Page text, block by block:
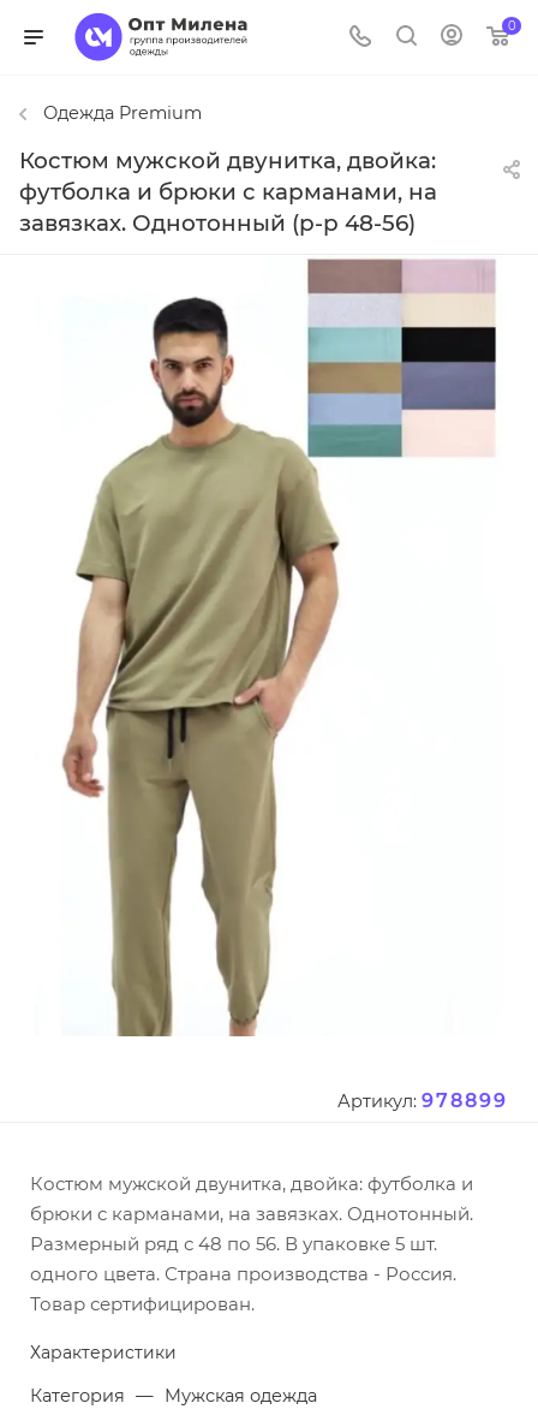
0
Одежда Premium
Костюм мужской двунитка, двойка:
футболка и брюки с карманами, на
завязках. Однотонный (р-р 48-56)
Артикул: 978899
Костюм мужской двунитка, двойка: футболка и
брюки с карманами, на завязках. Однотонный.
Размерный ряд с 48 по 56. В упаковке 5 шт.
одного цвета. Страна производства - Россия.
Товар сертифицирован.
Характеристики
Категория — Мужская одежда